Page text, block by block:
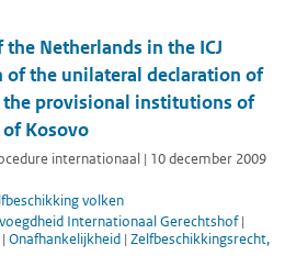
Netherlands in the ICJ
of the unilateral declaration of
the provisional institutions of
Kosovo
internationaal | 10 december 2009
volken
Internationaal Gerechtshof|
| Onafhankelijkheid | Zelfbeschikkingsrecht,